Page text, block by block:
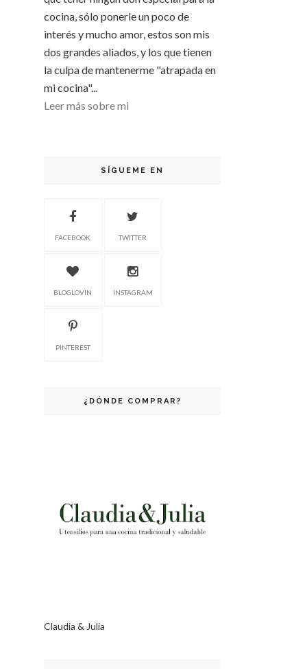
cocina, sólo ponerle un poco de
interés y mucho amor, estos son mis
dos grandes aliados, y los que tienen
la culpa de mantenerme "atrapada en
mi cocina"...
Leer más sobre mi
SÍGUEME EN
FACEBOOK TWITTER
BLOGLOVIN INSTAGRAM
PINTEREST
¿DÓNDE COMPRAR?
Claudia & Julia